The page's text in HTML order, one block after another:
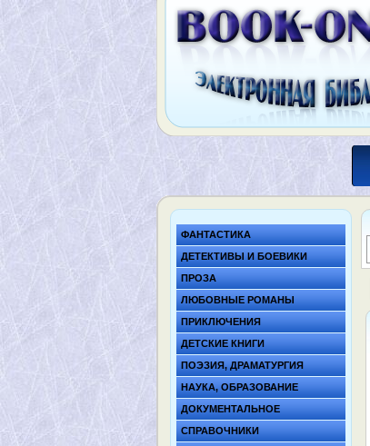
ФАНТАСТИКА
ДЕТЕКТИВЫ И БОЕВИКИ
ПРОЗА
ЛЮБОВНЫЕ РОМАНЫ
ПРИКЛЮЧЕНИЯ
ДЕТСКИЕ КНИГИ
ПОЭЗИЯ, ДРАМАТУРГИЯ
НАУКА, ОБРАЗОВАНИЕ
ДОКУМЕНТАЛЬНОЕ
СПРАВОЧНИКИ